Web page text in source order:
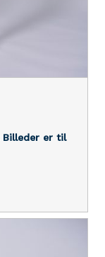
Billeder er til